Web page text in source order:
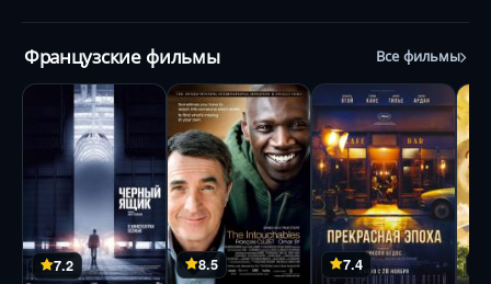
Французские фильмы Все фильмы
7.2 8.5 7.4